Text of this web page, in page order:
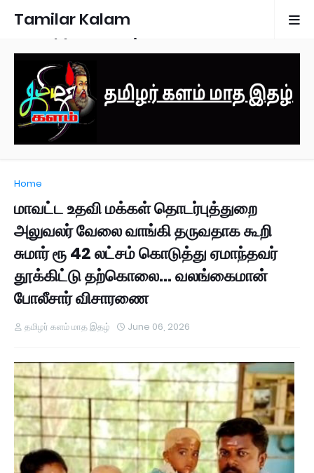
Tamilar Kalam
Monthly Magazine
Home
மாவட்ட உதவி மக்கள் தொடர்புத்துறை
அலுவலர் வேலை வாங்கி தருவதாக கூறி
சுமார் ரூ 42 லட்சம் கொடுத்து ஏமாந்தவர்
தூக்கிட்டு தற்கொலை… வலங்கைமான்
போலீசார் விசாரணை
தமிழர் களம் மாத இதழ் June 06, 2026